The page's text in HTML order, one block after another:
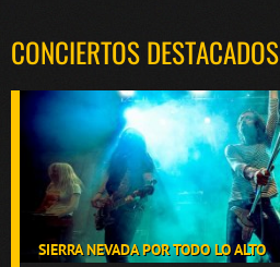
CONCIERTOS DESTACADOS
SIERRA NEVADA POR TODO LO ALTO